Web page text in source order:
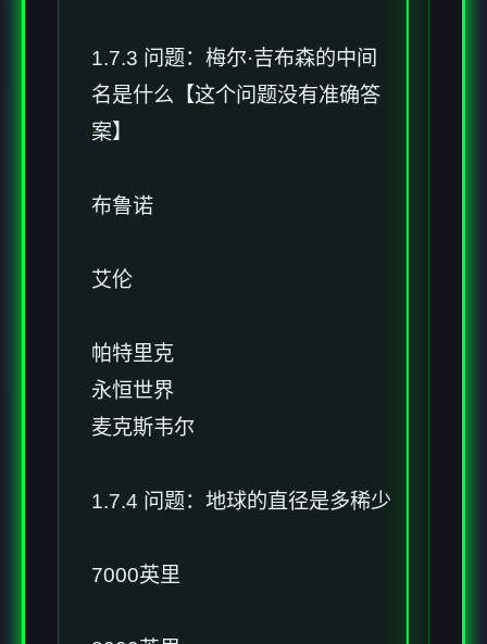
1.7.3 问题：梅尔·吉布森的中间
名是什么【这个问题没有准确答
案】
布鲁诺
艾伦
帕特里克
永恒世界
麦克斯韦尔
1.7.4 问题：地球的直径是多稀少
7000英里